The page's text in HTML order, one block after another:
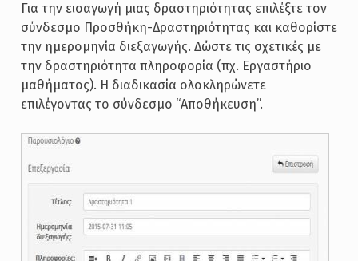
Για την εισαγωγή μιας δραστηριότητας επιλέξτε τον
σύνδεσμο Προσθήκη-Δραστηριότητας και καθορίστε
την ημερομηνία διεξαγωγής. Δώστε τις σχετικές με
την δραστηριότητα πληροφορία (πχ. Εργαστήριο
μαθήματος). Η διαδικασία ολοκληρώνετε
επιλέγοντας το σύνδεσμο “Αποθήκευση”.